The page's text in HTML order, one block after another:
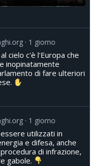
1 giorno
cielo c'è l'Europa che
inopinatamente
di fare ulteriori
1 giorno
utilizzati in
e difesa, anche
di infrazione,
gabole.